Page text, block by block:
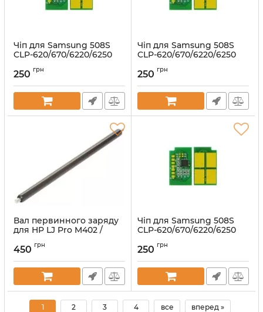
Чіп для Samsung 508S
CLP-620/670/6220/6250
Артикул:
250 грн
Чіп для Samsung 508S
CLP-620/670/6220/6250
Артикул:
250 грн
Вал первинного заряду
для HP LJ Pro M402 /
Артикул:
450 грн
Чіп для Samsung 508S
CLP-620/670/6220/6250
Артикул:
250 грн
1 2 3 4 все вперед »